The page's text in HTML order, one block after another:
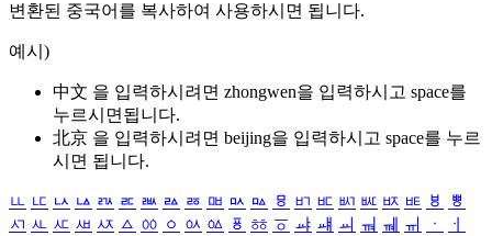
변환된 중국어를 복사하여 사용하시면 됩니다.
예시)
中文 을 입력하시려면 zhongwen을 입력하시고 space를
누르시면됩니다.
北京 을 입력하시려면 beijing을 입력하시고 space를 누르
시면 됩니다.
ㅥ ㅦ ㅧ ㅨ ㅩ ㅪ ㅫ ㅬ ㅭ ㅮ ㅯ ㅰ ㅱ ㅲ ㅳ ㅴ ㅵ ㅶ ㅷ ㅸ
ㅹ
ㅺ ㅻ ㅼ ㅽ ㅾ ㅿ ㆀ ㆁ ㆂ ㆃ ㆄ ㆅ ㆆ ㆇ ㆈ ㆉ ㆊ ㆋ ㆌ ㆍ
ㆎ